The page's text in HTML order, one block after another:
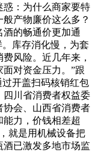
惑：为什么商家要特
产物廉价这么多？
的畅通价更加通
库存消化慢，为套
风险。近几年来，
对资金压力。”跟
开盖扫码核销红包
四川省消费者权益委
协会、山西省消费者
力，价钱相差超
就是用机械设备把
酒已激发多地市场监